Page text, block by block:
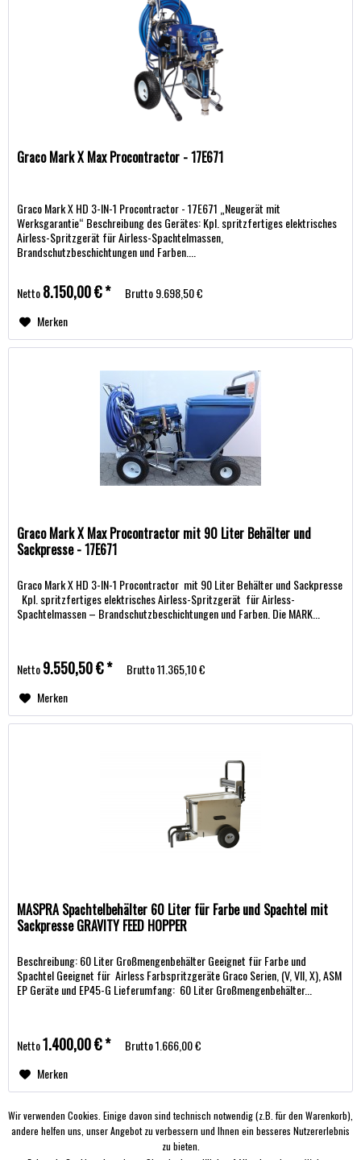
Graco Mark X Max Procontractor - 17E671
Graco Mark X HD 3-IN-1 Procontractor - 17E671 „Neugerät mit
Werksgarantie“ Beschreibung des Gerätes: Kpl. spritzfertiges elektrisches
Airless-Spritzgerät für Airless-Spachtelmassen,
Brandschutzbeschichtungen und Farben....
Netto8.150,00 € * Brutto9.698,50 €
Merken
Graco Mark X Max Procontractor mit 90 Liter Behälter und
Sackpresse - 17E671
Graco Mark X HD 3-IN-1 Procontractor mit 90 Liter Behälter und Sackpresse
Kpl. spritzfertiges elektrisches Airless-Spritzgerät für Airless-
Spachtelmassen – Brandschutzbeschichtungen und Farben. Die MARK...
Netto9.550,50 € * Brutto11.365,10 €
Merken
MASPRA Spachtelbehälter 60 Liter für Farbe und Spachtel mit
Sackpresse GRAVITY FEED HOPPER
Beschreibung: 60 Liter Großmengenbehälter Geeignet für Farbe und
Spachtel Geeignet für Airless Farbspritzgeräte Graco Serien, (V, VII, X), ASM
EP Geräte und EP45-G Lieferumfang: 60 Liter Großmengenbehälter...
Netto1.400,00 € * Brutto1.666,00 €
Merken
Wir verwenden Cookies. Einige davon sind technisch notwendig (z.B. für den Warenkorb),
andere helfen uns, unser Angebot zu verbessern und Ihnen ein besseres Nutzererlebnis
zu bieten.